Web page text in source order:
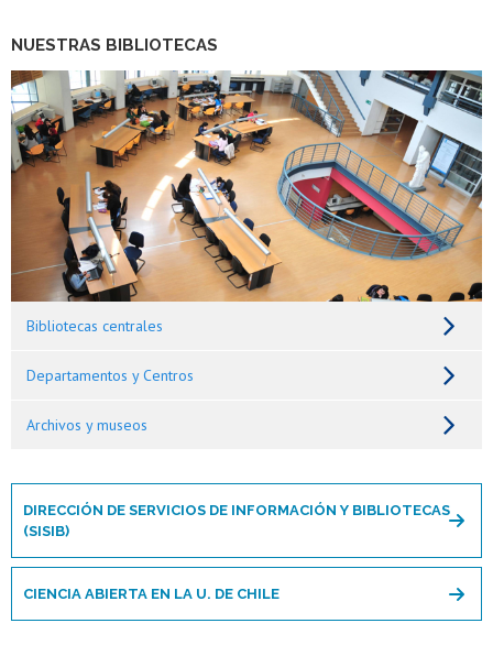
del conocimiento
Lineamientos para el uso transparente de
inteligencia artificial en las tesis de la Universidad
de Chile
NUESTRAS BIBLIOTECAS
Bibliotecas centrales
Departamentos y Centros
Archivos y museos
DIRECCIÓN DE SERVICIOS DE INFORMACIÓN Y BIBLIOTECAS
(SISIB)
CIENCIA ABIERTA EN LA U. DE CHILE